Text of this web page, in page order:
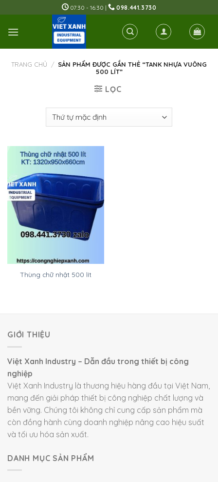
to
content
07:30 - 16:30 | 098.441.3730
TRANG CHỦ / SẢN PHẨM ĐƯỢC GẮN THẺ “TANK NHỰA VUÔNG
500 LÍT”
LỌC
Thùng chữ nhật 500 lít
GIỚI THIỆU
Việt Xanh Industry – Dẫn đầu trong thiết bị công
nghiệp
Việt Xanh Industry là thương hiệu hàng đầu tại Việt Nam,
mang đến giải pháp thiết bị công nghiệp chất lượng và
bền vững. Chúng tôi không chỉ cung cấp sản phẩm mà
còn đồng hành cùng doanh nghiệp nâng cao hiệu suất
và tối ưu hóa sản xuất.
DANH MỤC SẢN PHẨM